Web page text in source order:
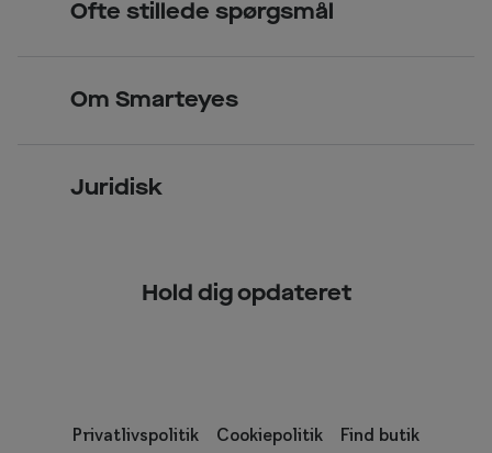
Smarteyes Erhverv / B2B
Se nuværende tilbud
Ofte stillede spørgsmål
Om Smarteyes
Juridisk
CookiepolitikHold dig opdateret
Privatlivspolitik Cookiepolitik Find butik